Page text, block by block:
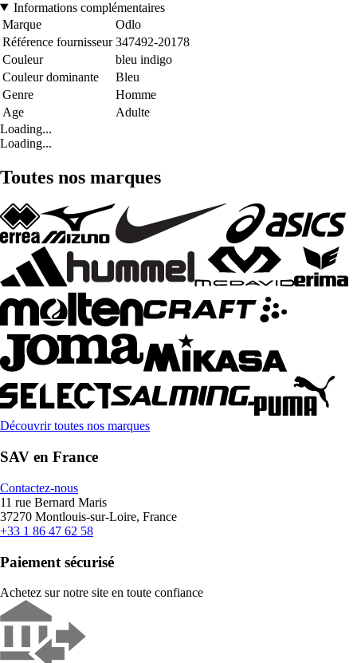
Informations complémentaires
Marque
Odlo
Référence fournisseur 347492-20178
Couleur
bleu indigo
Couleur dominante
Bleu
Genre
Homme
Age
Adulte
Loading...
Loading...
Toutes nos marques
Découvrir toutes nos marques
SAV en France
Contactez-nous
11 rue Bernard Maris
37270 Montlouis-sur-Loire, France
+33 1 86 47 62 58
Paiement sécurisé
Achetez sur notre site en toute confiance